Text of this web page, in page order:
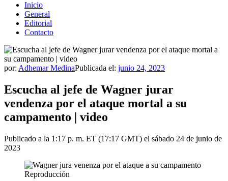
Inicio
General
Editorial
Contacto
por: Adhemar MedinaPublicada el: junio 24, 2023
Escucha al jefe de Wagner jurar
vendenza por el ataque mortal a su
campamento | video
Publicado a la 1:17 p. m. ET (17:17 GMT) el sábado 24 de junio de
2023
Reproducción